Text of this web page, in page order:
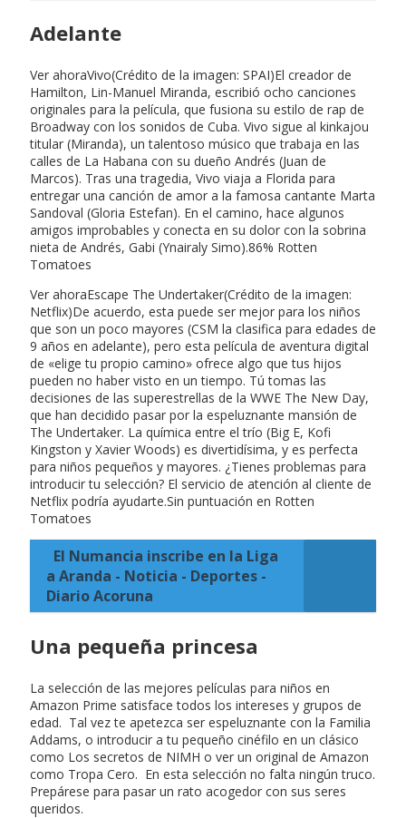
Adelante
Ver ahoraVivo(Crédito de la imagen: SPAI)El creador de
Hamilton, Lin-Manuel Miranda, escribió ocho canciones
originales para la película, que fusiona su estilo de rap de
Broadway con los sonidos de Cuba. Vivo sigue al kinkajou
titular (Miranda), un talentoso músico que trabaja en las
calles de La Habana con su dueño Andrés (Juan de
Marcos). Tras una tragedia, Vivo viaja a Florida para
entregar una canción de amor a la famosa cantante Marta
Sandoval (Gloria Estefan). En el camino, hace algunos
amigos improbables y conecta en su dolor con la sobrina
nieta de Andrés, Gabi (Ynairaly Simo).86% Rotten
Tomatoes
Ver ahoraEscape The Undertaker(Crédito de la imagen:
Netflix)De acuerdo, esta puede ser mejor para los niños
que son un poco mayores (CSM la clasifica para edades de
9 años en adelante), pero esta película de aventura digital
de «elige tu propio camino» ofrece algo que tus hijos
pueden no haber visto en un tiempo. Tú tomas las
decisiones de las superestrellas de la WWE The New Day,
que han decidido pasar por la espeluznante mansión de
The Undertaker. La química entre el trío (Big E, Kofi
Kingston y Xavier Woods) es divertidísima, y es perfecta
para niños pequeños y mayores. ¿Tienes problemas para
introducir tu selección? El servicio de atención al cliente de
Netflix podría ayudarte.Sin puntuación en Rotten
Tomatoes
El Numancia inscribe en la Liga
a Aranda - Noticia - Deportes -
Diario Acoruna
Una pequeña princesa
La selección de las mejores películas para niños en
Amazon Prime satisface todos los intereses y grupos de
edad. Tal vez te apetezca ser espeluznante con la Familia
Addams, o introducir a tu pequeño cinéfilo en un clásico
como Los secretos de NIMH o ver un original de Amazon
como Tropa Cero. En esta selección no falta ningún truco.
Prepárese para pasar un rato acogedor con sus seres
queridos.